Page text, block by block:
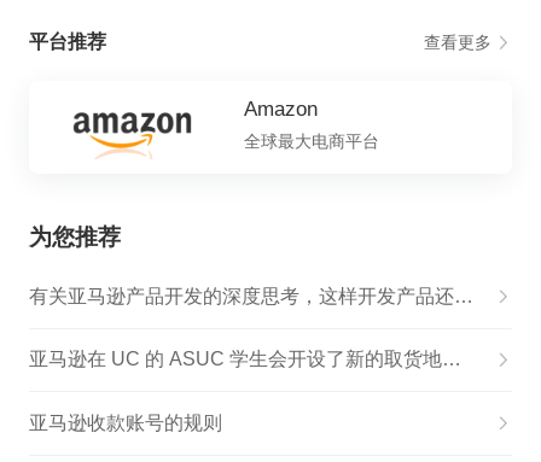
平台推荐 查看更多
Amazon
全球最大电商平台
为您推荐
有关亚马逊产品开发的深度思考，这样开发产品还怕不赚钱吗？
亚马逊在 UC 的 ASUC 学生会开设了新的取货地点 伯克利校区
亚马逊收款账号的规则